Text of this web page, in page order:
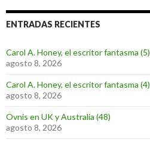
ENTRADAS RECIENTES
Carol A. Honey, el escritor fantasma (5)
agosto 8, 2026
Carol A. Honey, el escritor fantasma (4)
agosto 8, 2026
Ovnis en UK y Australia (48)
agosto 8, 2026